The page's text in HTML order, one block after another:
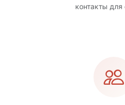
контакты